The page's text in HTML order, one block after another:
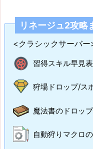
リネージュ2攻略
<クラシックサーバー
習得スキル早見表
狩場ドロップ/ス
魔法書のドロッ
自動狩りマクロ